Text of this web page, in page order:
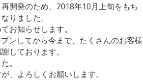
開発のため、2018年10月上旬をもち
りました。
お知らせします。
ンしてから今まで、たくさんのお客様
しております。
。
、よろしくお願いします。